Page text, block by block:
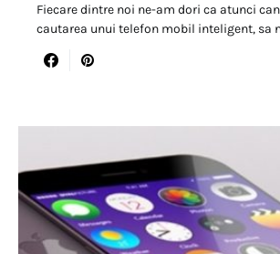
Fiecare dintre noi ne-am dori ca atunci
cautarea unui telefon mobil inteligent, sa